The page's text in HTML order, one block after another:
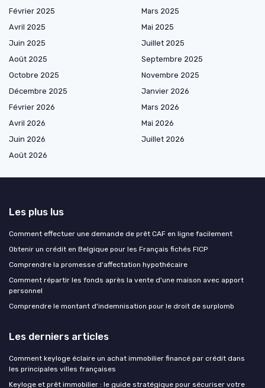
Février 2025
Mars 2025
Avril 2025
Mai 2025
Juin 2025
Juillet 2025
Août 2025
Septembre 2025
Octobre 2025
Novembre 2025
Décembre 2025
Janvier 2026
Février 2026
Mars 2026
Avril 2026
Mai 2026
Juin 2026
Juillet 2026
Août 2026
Les plus lus
Comment effectuer une demande de prêt CAF en ligne facilement
Obtenir un crédit en Belgique pour les Français fichés FICP
Comprendre la promesse d'affectation hypothécaire
Comment répartir les fonds après la vente d'une maison avec apport
personnel
Comprendre le montant d'indemnisation pour le droit de surplomb
Les derniers articles
Comment keyloge éclaire un achat immobilier financé par crédit dans
les principales villes françaises
Keyloge et prêt immobilier : le guide stratégique pour sécuriser votre